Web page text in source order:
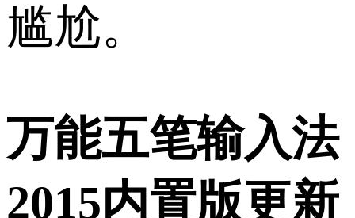
尴尬。
万能五笔输入法
2015内置版更新